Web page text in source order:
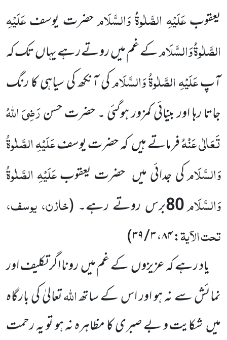
یعقوبعَلَیْہِ الصَّلٰوۃُ وَالسَّلَامحضرت یوسفعَلَیْہِ
الصَّلٰوۃُ وَالسَّلَامکے غم میںروتے رہے یہاںتک کہ
آپعَلَیْہِ الصَّلٰوۃُ وَالسَّلَامکی آنکھ کی سیاہی کا رنگ
جاتا رہا اور بینائی کمزورہوگئی ۔ حضرت حسنرَضِیَ اللّٰہُ
تَعَالٰی عَنْہُفرماتے ہیںکہ حضرت یوسفعَلَیْہِ الصَّلٰوۃُ
وَالسَّلَامکی جدائی میں حضرت یعقوبعَلَیْہِالصَّلٰوۃُ
وَالسَّلَام80برس روتے رہے۔ (خازن، یوسف،
تحت الآیۃ:۸۴،۳ / ۳۹
)
یاد رہے کہ عزیزوںکے غم میںرونا اگر تکلیف اور
نمائش سے نہ ہو اور اس کے ساتھاللّٰہتعالیٰ کی بارگاہ
میںشکایتو بے صبری کا مظاہرہ نہ ہو تو یہ رحمت